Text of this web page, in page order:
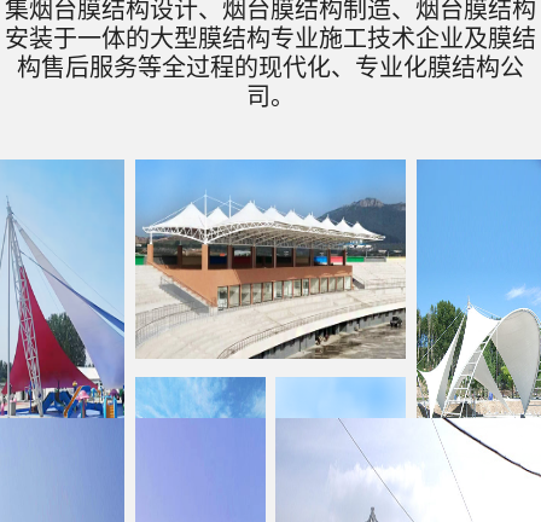
集烟台膜结构设计、烟台膜结构制造、烟台膜结构
安装于一体的大型膜结构专业施工技术企业及膜结
构售后服务等全过程的现代化、专业化膜结构公
司。